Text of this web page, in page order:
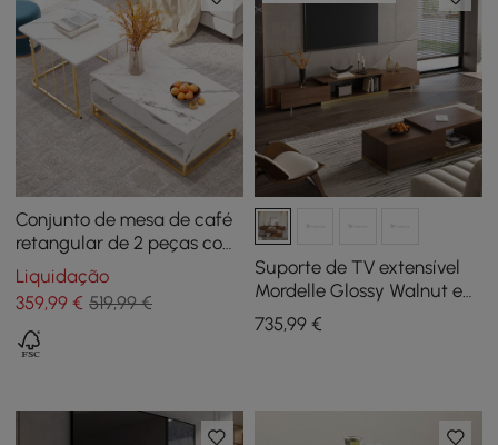
Conjunto de mesa de café
retangular de 2 peças com
base de metal e
armazenamento
Liquidação
359,99 € 519,99 €
Suporte de TV extensível
Mordelle Glossy Walnut e
conjunto de mesa de café
735,99€